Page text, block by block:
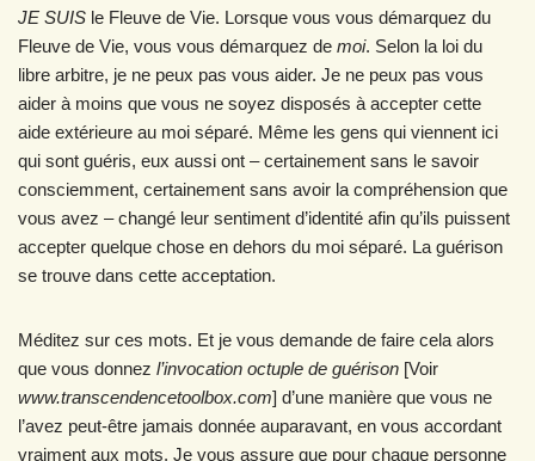
JE SUIS le Fleuve de Vie. Lorsque vous vous démarquez du
Fleuve de Vie, vous vous démarquez de moi. Selon la loi du
libre arbitre, je ne peux pas vous aider. Je ne peux pas vous
aider à moins que vous ne soyez disposés à accepter cette
aide extérieure au moi séparé. Même les gens qui viennent ici
qui sont guéris, eux aussi ont – certainement sans le savoir
consciemment, certainement sans avoir la compréhension que
vous avez – changé leur sentiment d’identité afin qu’ils puissent
accepter quelque chose en dehors du moi séparé. La guérison
se trouve dans cette acceptation.
Méditez sur ces mots. Et je vous demande de faire cela alors
que vous donnez l’invocation octuple de guérison [Voir
www.transcendencetoolbox.com] d’une manière que vous ne
l’avez peut-être jamais donnée auparavant, en vous accordant
vraiment aux mots. Je vous assure que pour chaque personne